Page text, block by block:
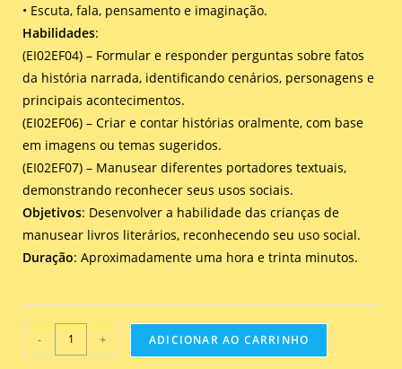
• Escuta, fala, pensamento e imaginação.
Habilidades:
(EI02EF04) – Formular e responder perguntas sobre fatos
da história narrada, identificando cenários, personagens e
principais acontecimentos.
(EI02EF06) – Criar e contar histórias oralmente, com base
em imagens ou temas sugeridos.
(EI02EF07) – Manusear diferentes portadores textuais,
demonstrando reconhecer seus usos sociais.
Objetivos: Desenvolver a habilidade das crianças de
manusear livros literários, reconhecendo seu uso social.
Duração: Aproximadamente uma hora e trinta minutos.
- + ADICIONAR AO CARRINHO